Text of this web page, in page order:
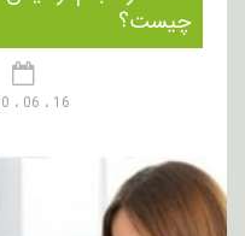
چیست؟
16 ، 06 ، 1400